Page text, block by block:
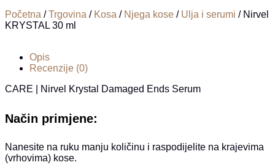
Početna /Trgovina / Kosa / Njega kose / Ulja i serumi / Nirvel
KRYSTAL 30 ml
Opis
Recenzije (0)
CARE | Nirvel Krystal Damaged Ends Serum
Način primjene:
Nanesite na ruku manju količinu i raspodijelite na krajevima
(vrhovima) kose.